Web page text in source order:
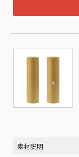
素材説明